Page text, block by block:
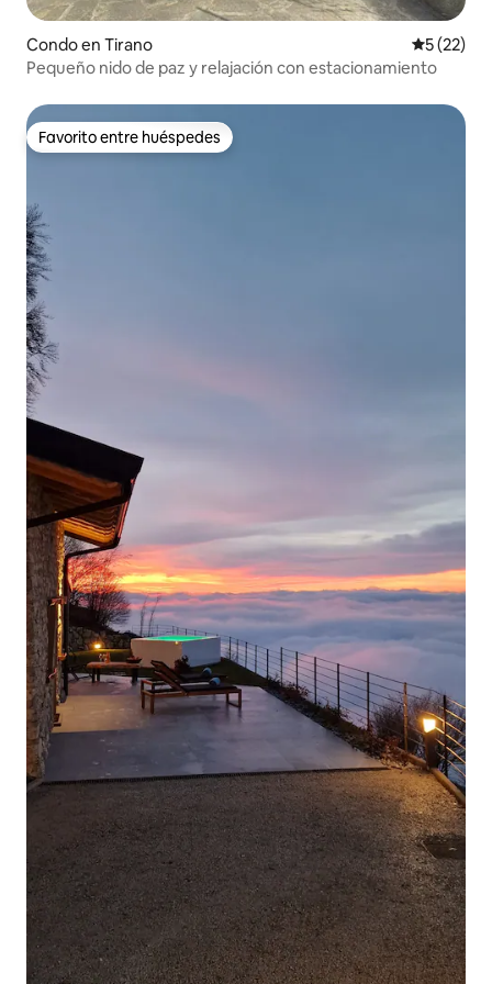
Condo en Tirano
5 (22)
Pequeño nido de paz y relajación con estacionamiento
Favorito entre huéspedes
Favorito entre huéspedes